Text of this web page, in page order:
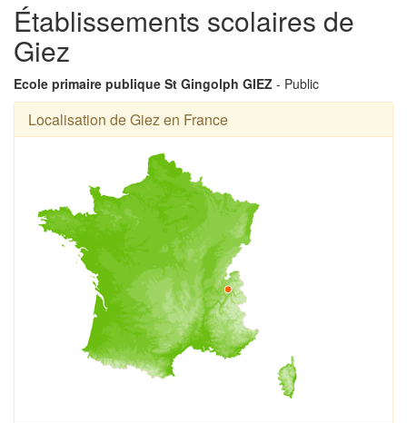
Établissements scolaires de
Giez
Ecole primaire publique St Gingolph GIEZ - Public
Localisation de Giez en France